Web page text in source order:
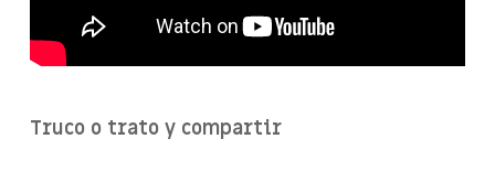
Truco o trato y compartir